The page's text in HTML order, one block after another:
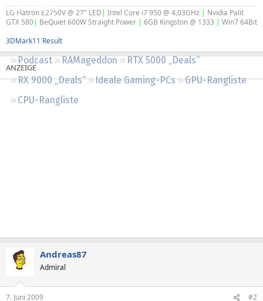
Leserartikel
Regeln
Podcast RAMageddon
RTX 5000 „Deals“
RX 9000 „Deals“
Ideale Gaming-PCs
GPU-Rangliste
CPU-Rangliste
LG Flatron E2750V @ 27" LED| Intel Core i7 950 @ 4,03GHz | Nvidia Palit
GTX 580| BeQuiet 600W Straight Power | 6GB Kingston @ 1333 | Win7 64Bit
3DMark11 Result
Andreas87
Admiral
7. Juni 2009 #2